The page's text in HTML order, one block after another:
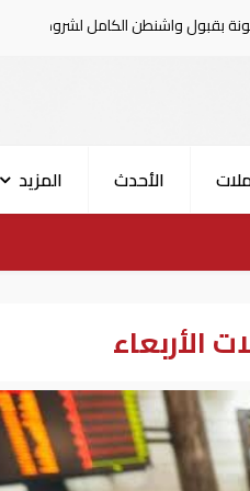
لشروط طهران
الأحدث
المزيد
الأربعاء